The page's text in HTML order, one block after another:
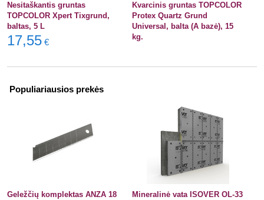
Nesitaškantis gruntas
TOPCOLOR Xpert Tixgrund,
baltas, 5 L
17,55 €
Kvarcinis gruntas TOPCOLOR
Protex Quartz Grund
Universal, balta (A bazė), 15
kg.
Populiariausios prekės
Geležčių komplektas ANZA 18
Mineralinė vata ISOVER OL-33